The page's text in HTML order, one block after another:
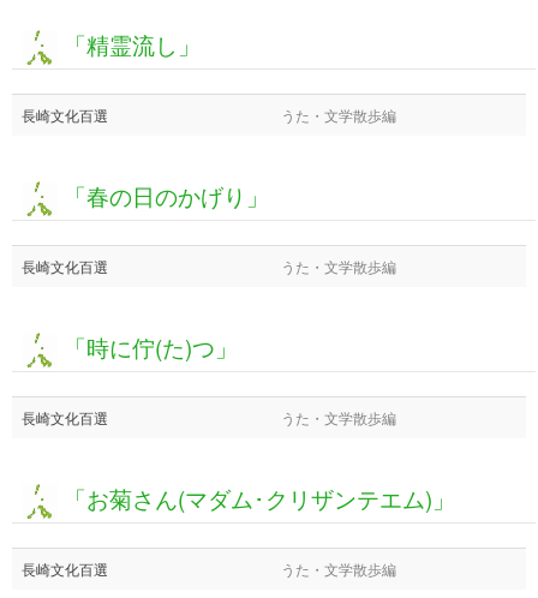
「精霊流し」
長崎文化百選 うた・文学散歩編
「春の日のかげり」
長崎文化百選 うた・文学散歩編
「時に佇(た)つ」
長崎文化百選 うた・文学散歩編
「お菊さん(マダム･クリザンテエム)」
長崎文化百選 うた・文学散歩編